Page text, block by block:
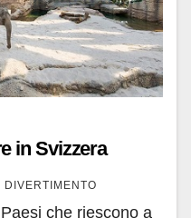
in Svizzera
DIVERTIMENTO
che riescono a